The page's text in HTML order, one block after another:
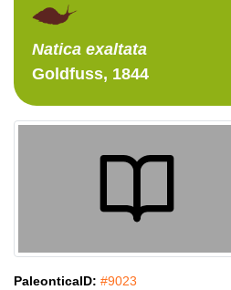
Natica exaltata
Goldfuss, 1844
PaleonticaID: #9023